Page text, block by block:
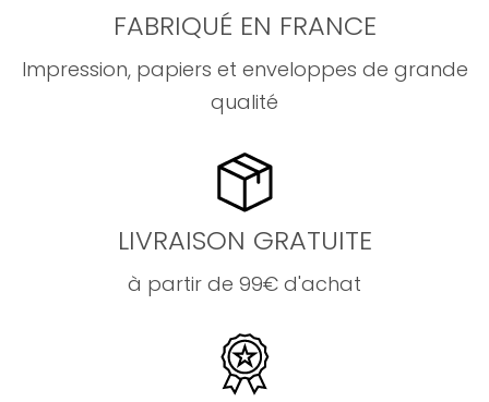
FABRIQUÉ EN FRANCE
Impression, papiers et enveloppes de grande
qualité
LIVRAISON GRATUITE
à partir de 99€ d'achat